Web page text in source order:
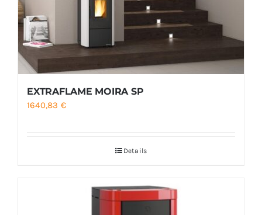
EXTRAFLAME MOIRA SP
1640,83 €
Details